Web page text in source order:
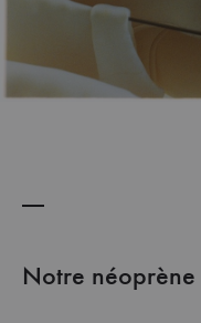
minimaliste.
et
commandez
les
collections.
Notre